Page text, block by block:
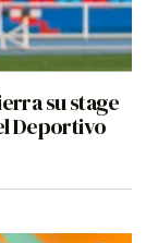
su stage
Deportivo